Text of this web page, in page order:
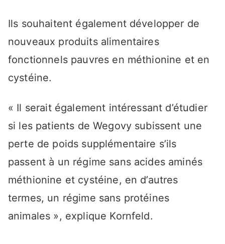
Ils souhaitent également développer de
nouveaux produits alimentaires
fonctionnels pauvres en méthionine et en
cystéine.
« Il serait également intéressant d’étudier
si les patients de Wegovy subissent une
perte de poids supplémentaire s’ils
passent à un régime sans acides aminés
méthionine et cystéine, en d’autres
termes, un régime sans protéines
animales », explique Kornfeld.